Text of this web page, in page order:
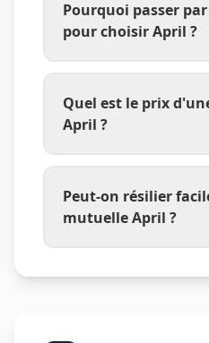
Pourquoi passer
pour choisir April ?
Quel est le prix
April ?
Peut-on résilier
mutuelle April ?